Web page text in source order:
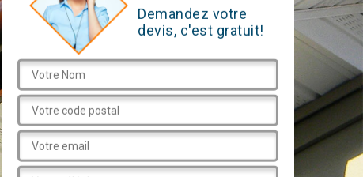
Demandez votre
devis, c'est gratuit!